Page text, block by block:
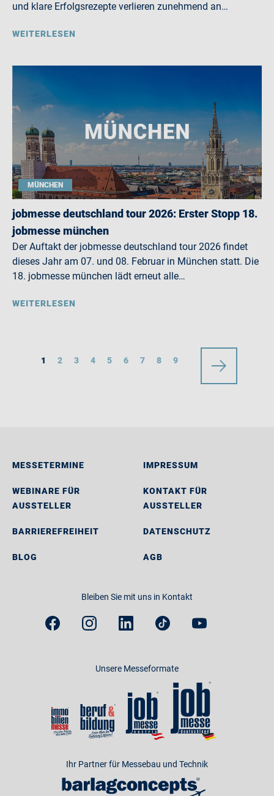
und klare Erfolgsrezepte verlieren zunehmend an…
WEITERLESEN
MÜNCHEN
jobmesse deutschland tour 2026: Erster Stopp 18.
jobmesse münchen
Der Auftakt der jobmesse deutschland tour 2026 findet
dieses Jahr am 07. und 08. Februar in München statt. Die
18. jobmesse münchen lädt erneut alle…
WEITERLESEN
1 2 3 4 5 6 7 8 9
MESSETERMINE
WEBINARE FÜR
AUSSTELLER
BARRIEREFREIHEIT
BLOG
IMPRESSUM
KONTAKT FÜR
AUSSTELLER
DATENSCHUTZ
AGB
Bleiben Sie mit uns in Kontakt
Unsere Messeformate
Ihr Partner für Messebau und Technik